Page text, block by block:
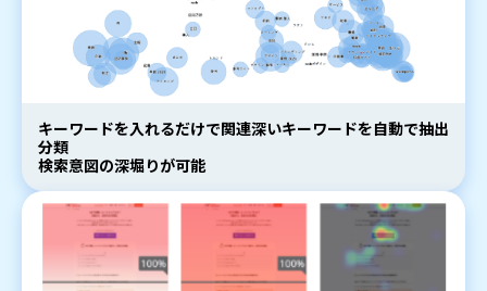
キーワードを入れるだけで関連深いキーワードを自動で抽出
分類
検索意図の深堀りが可能